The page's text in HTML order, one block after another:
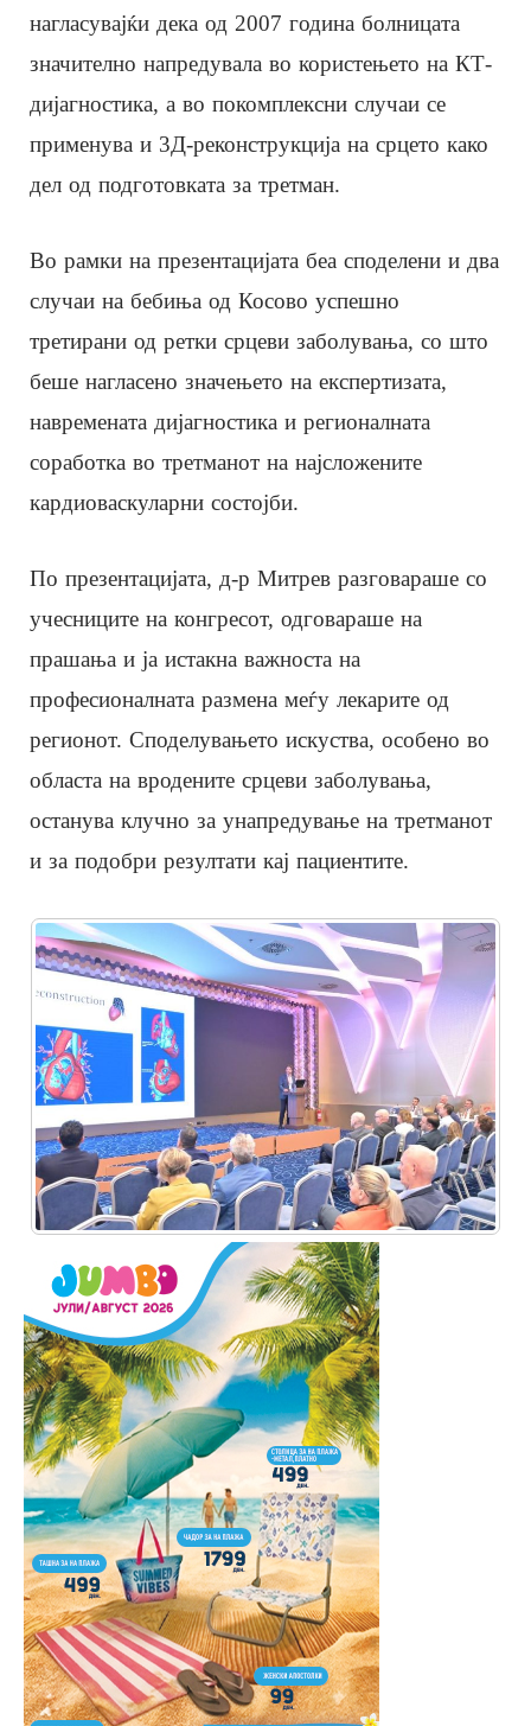
нагласувајќи дека од 2007 година болницата
значително напредувала во користењето на КТ-
дијагностика, а во покомплексни случаи се
применува и 3Д-реконструкција на срцето како
дел од подготовката за третман.
Во рамки на презентацијата беа споделени и два
случаи на бебиња од Косово успешно
третирани од ретки срцеви заболувања, со што
беше нагласено значењето на експертизата,
навремената дијагностика и регионалната
соработка во третманот на најсложените
кардиоваскуларни состојби.
По презентацијата, д-р Митрев разговараше со
учесниците на конгресот, одговараше на
прашања и ја истакна важноста на
професионалната размена меѓу лекарите од
регионот. Споделувањето искуства, особено во
областа на вродените срцеви заболувања,
останува клучно за унапредување на третманот
и за подобри резултати кај пациентите.